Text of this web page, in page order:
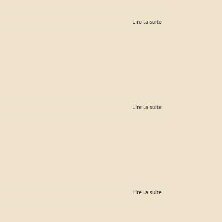
Lire la suite
Lire la suite
Lire la suite